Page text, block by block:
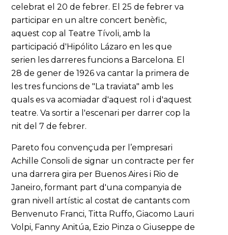
celebrat el 20 de febrer. El 25 de febrer va
participar en un altre concert benèfic,
aquest cop al Teatre Tívoli, amb la
participació d'Hipólito Lázaro en les que
serien les darreres funcions a Barcelona. El
28 de gener de 1926 va cantar la primera de
les tres funcions de "La traviata" amb les
quals es va acomiadar d'aquest rol i d'aquest
teatre. Va sortir a l'escenari per darrer cop la
nit del 7 de febrer.
Pareto fou convençuda per l’empresari
Achille Consoli de signar un contracte per fer
una darrera gira per Buenos Aires i Rio de
Janeiro, formant part d'una companyia de
gran nivell artístic al costat de cantants com
Benvenuto Franci, Titta Ruffo, Giacomo Lauri
Volpi, Fanny Anitúa, Ezio Pinza o Giuseppe de